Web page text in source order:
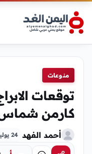
منوعات
كارمن شماس
أحمد الفهد 24 يوليو، 2026